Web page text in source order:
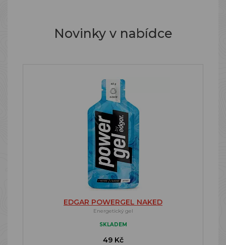
Novinky v nabídce
EDGAR POWERGEL NAKED
Energetický gel
SKLADEM
49 Kč